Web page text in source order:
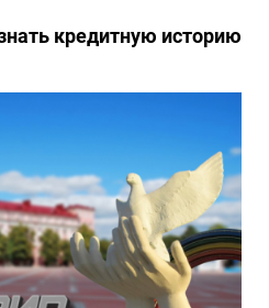
кредитную историю